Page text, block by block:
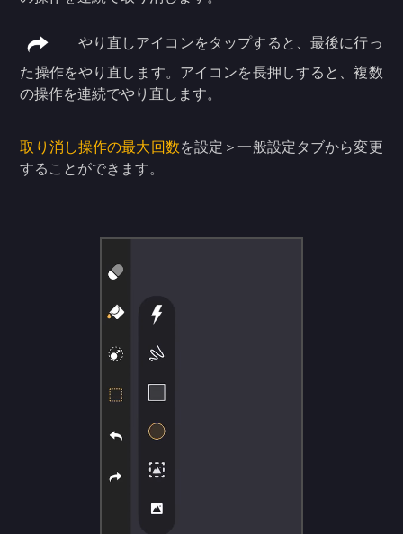
やり直しアイコンをタップすると、最後に行っ
た操作をやり直します。アイコンを長押しすると、複数
の操作を連続でやり直します。
取り消し操作の最大回数を設定＞一般設定タブから変更
することができます。